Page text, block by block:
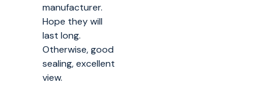
manufacturer.
Hope they will
last long.
Otherwise, good
sealing, excellent
view.